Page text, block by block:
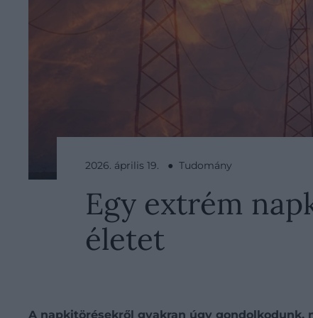
2026. április 19. ● Tudomány
Egy extrém
életet
A napkitörésekről gyakran úgy gondolkodunk,